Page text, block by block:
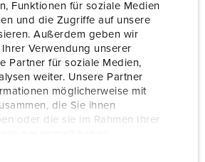
Funktionen für soziale Medien
und die Zugriffe auf unsere
Außerdem geben wir
Ihrer Verwendung unserer
Partner für soziale Medien,
weiter. Unsere Partner
möglicherweise mit
die Sie ihnen
oder die sie im Rahmen Ihrer